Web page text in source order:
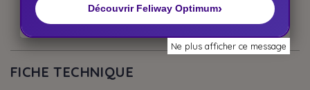
salissures et les mauvaises odeurs
FICHE TECHNIQUE
Découvrir Feliway Optimum›
Ne plus afficher ce message